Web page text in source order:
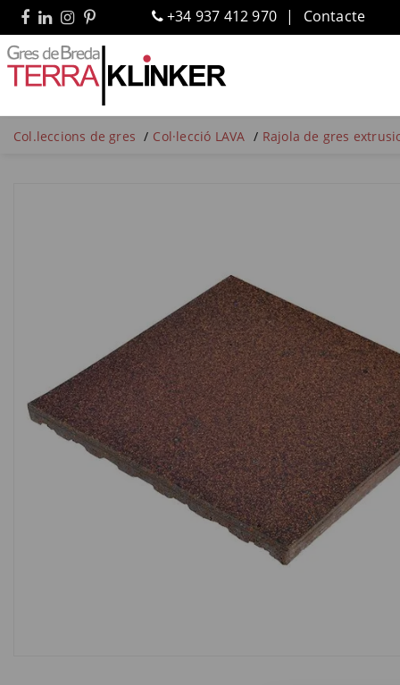
+34 937 412 970 Contacte
Col.leccions de gres Col·lecció LAVA Rajola de gres